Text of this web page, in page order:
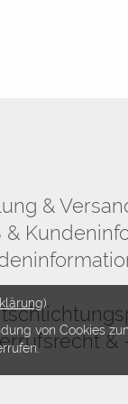
&
&
&
)
von Cookies